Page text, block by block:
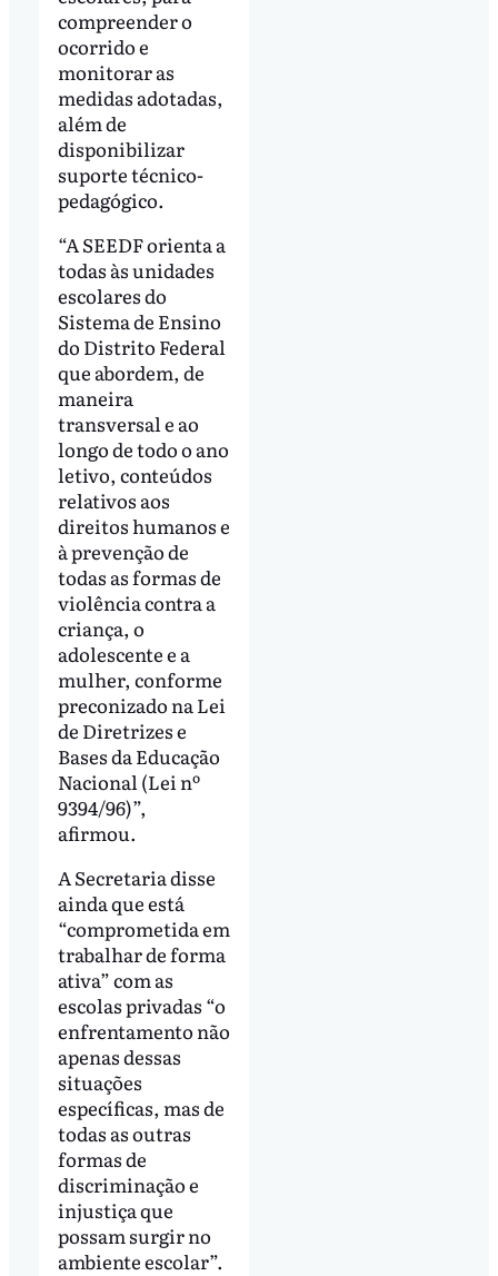
compreender o
ocorrido e
monitorar as
medidas adotadas,
além de
disponibilizar
suporte técnico-
pedagógico.
“A SEEDF orienta a
todas às unidades
escolares do
Sistema de Ensino
do Distrito Federal
que abordem, de
maneira
transversal e ao
longo de todo o ano
letivo, conteúdos
relativos aos
direitos humanos e
à prevenção de
todas as formas de
violência contra a
criança, o
adolescente e a
mulher, conforme
preconizado na Lei
de Diretrizes e
Bases da Educação
Nacional (Lei nº
9394/96)”,
afirmou.
A Secretaria disse
ainda que está
“comprometida em
trabalhar de forma
ativa” com as
escolas privadas “o
enfrentamento não
apenas dessas
situações
específicas, mas de
todas as outras
formas de
discriminação e
injustiça que
possam surgir no
ambiente escolar”.